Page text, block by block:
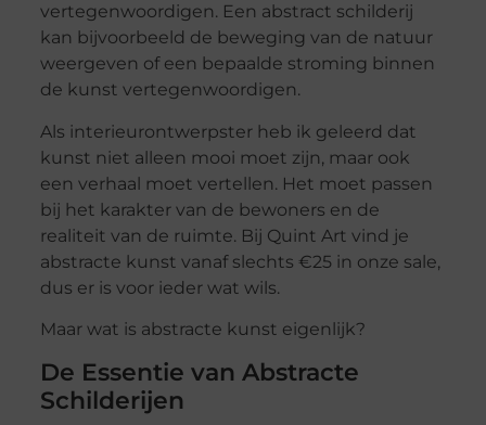
vertegenwoordigen. Een abstract schilderij
kan bijvoorbeeld de beweging van de natuur
weergeven of een bepaalde stroming binnen
de kunst vertegenwoordigen.
Als interieurontwerpster heb ik geleerd dat
kunst niet alleen mooi moet zijn, maar ook
een verhaal moet vertellen. Het moet passen
bij het karakter van de bewoners en de
realiteit van de ruimte. Bij Quint Art vind je
abstracte kunst vanaf slechts €25 in onze sale,
dus er is voor ieder wat wils.
Maar wat is abstracte kunst eigenlijk?
De Essentie van Abstracte
Schilderijen